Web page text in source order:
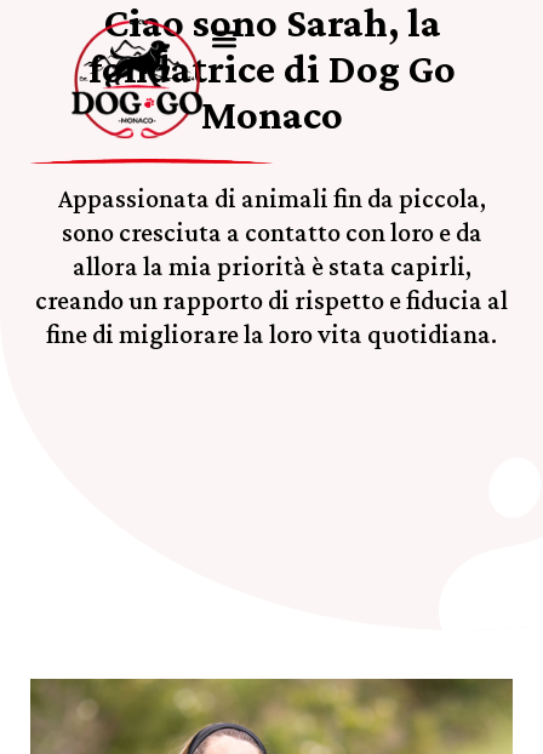
Ciao sono Sarah, la
fondatrice di Dog Go
Monaco
Appassionata di animali fin da piccola,
sono cresciuta a contatto con loro e da
allora la mia priorità è stata capirli,
creando un rapporto di rispetto e fiducia al
fine di migliorare la loro vita quotidiana.